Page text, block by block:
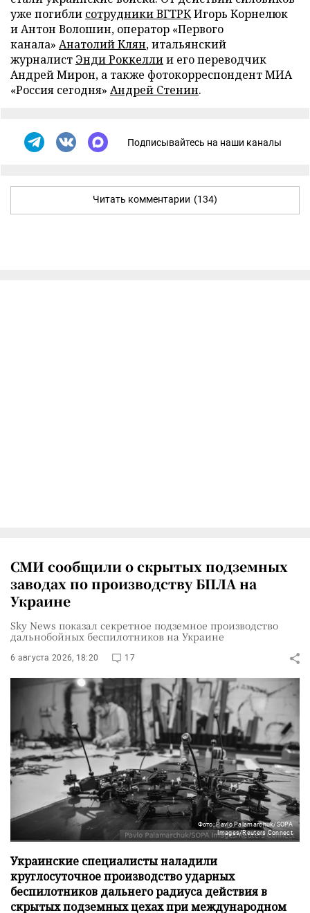
уже погибли сотрудники ВГТРКИгорь Корнелюк
и Антон Волошин, оператор «Первого
канала» Анатолий Клян, итальянский
журналист Энди Роккеллии его переводчик
Андрей Мирон, а также фотокорреспондент МИА
«Россия сегодня» Андрей Стенин.
Подписывайтесь на наши каналы
Читать комментарии (134)
СМИ сообщили о скрытых подземных
заводах по производству БПЛА на
Украине
Sky News показал секретное подземное производство
дальнобойных беспилотников на Украине
6 августа 2026, 18:20 17
Фото: Pavlo Palamarchuk/SOPA
Images/Reuters Connect
Украинские специалисты наладили
круглосуточное производство ударных
беспилотников дальнего радиуса действия в
скрытых подземных цехах при международном